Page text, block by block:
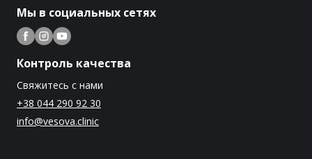
Мы в социальных сетях
Контроль качества
Свяжитесь с нами
+38 044 290 92 30
info@vesova.clinic